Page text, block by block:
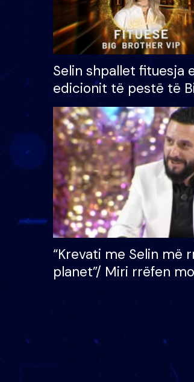
Selin shpallet fituesja
edicionit të pestë të
Brother VIP, rrëmben
çmimin e madh prej
mijë eurosh
“Krevati me Selin më
planet”/ Miri rrëfen
mungojë zilja e